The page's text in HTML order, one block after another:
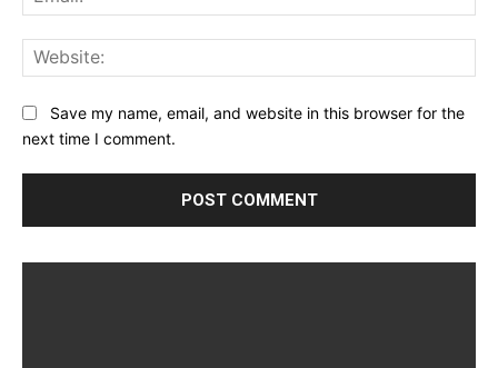
Save my name, email, and website in this browser for the
next time I comment.